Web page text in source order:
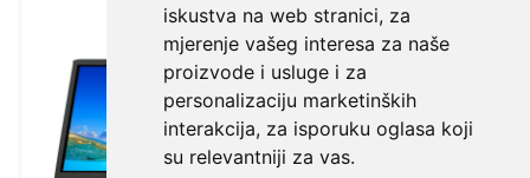
iskustva na web stranici, za
mjerenje vašeg interesa za naše
proizvode i usluge i za
personalizaciju marketinških
interakcija, za isporuku oglasa koji
su relevantniji za vas.